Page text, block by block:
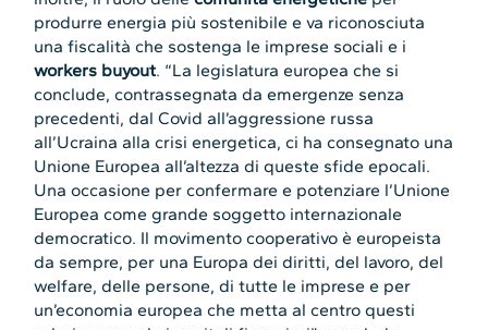
produrre energia più sostenibile e va riconosciuta
una fiscalità che sostenga le imprese sociali e i
workers buyout. “La legislatura europea che si
conclude, contrassegnata da emergenze senza
precedenti, dal Covid all’aggressione russa
all’Ucraina alla crisi energetica, ci ha consegnato una
Unione Europea all’altezza di queste sfide epocali.
Una occasione per confermare e potenziare l’Unione
Europea come grande soggetto internazionale
democratico. Il movimento cooperativo è europeista
da sempre, per una Europa dei diritti, del lavoro, del
welfare, delle persone, di tutte le imprese e per
un’economia europea che metta al centro questi